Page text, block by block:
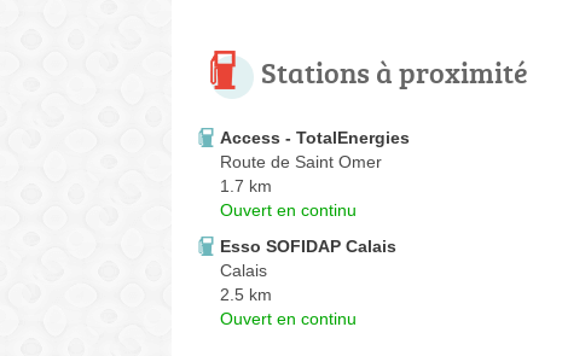
Stations à proximité
Access - TotalEnergies
Route de Saint Omer
1.7 km
Ouvert en continu
Esso SOFIDAP Calais
Calais
2.5 km
Ouvert en continu